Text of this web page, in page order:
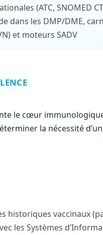
(ATC, SNOMED
dans les DMP/DME,
et moteurs SADV
le cœur
la nécessité
historiques vaccinaux
les Systèmes